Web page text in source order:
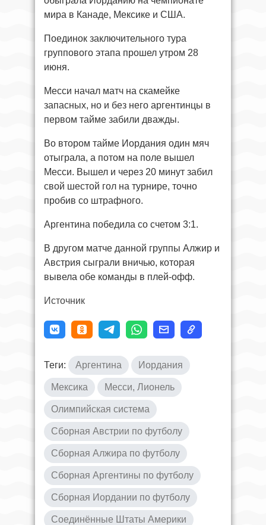
мира в Канаде, Мексике и США.
Поединок заключительного тура
группового этапа прошел утром 28
июня.
Месси начал матч на скамейке
запасных, но и без него аргентинцы в
первом тайме забили дважды.
Во втором тайме Иордания один мяч
отыграла, а потом на поле вышел
Месси. Вышел и через 20 минут забил
свой шестой гол на турнире, точно
пробив со штрафного.
Аргентина победила со счетом 3:1.
В другом матче данной группы Алжир и
Австрия сыграли вничью, которая
вывела обе команды в плей-офф.
Источник
Теги: Аргентина Иордания
Мексика Месси, Лионель
Олимпийская система
Сборная Австрии по футболу
Сборная Алжира по футболу
Сборная Аргентины по футболу
Сборная Иордании по футболу
Соединённые Штаты Америки